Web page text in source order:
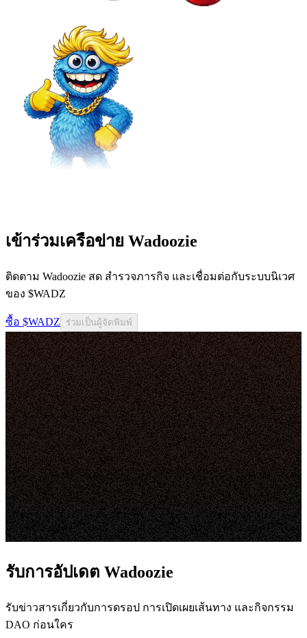
เข้าร่วมเครือข่าย Wadoozie
ติดตาม Wadoozie สด สำรวจภารกิจ และเชื่อมต่อกับระบบนิเวศ
ของ $WADZ
ซื้อ $WADZ ร่วมเป็นผู้จัดพิมพ์
รับการอัปเดต Wadoozie
รับข่าวสารเกี่ยวกับการดรอป การเปิดเผยเส้นทาง และกิจกรรม
DAO ก่อนใคร